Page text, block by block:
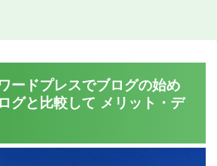
ードプレスでブログの始め
と比較して メリット・デ